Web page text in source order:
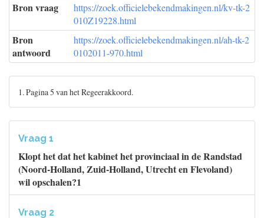
Bron vraag
https://zoek.officielebekendmakingen.nl/kv-tk-2
010Z19228.html
Bron
antwoord
https://zoek.officielebekendmakingen.nl/ah-tk-2
0102011-970.html
1. Pagina 5 van het Regeerakkoord.
Vraag 1
Klopt het dat het kabinet het provinciaal in de Randstad
(Noord-Holland, Zuid-Holland, Utrecht en Flevoland)
wil opschalen?1
Vraag 2